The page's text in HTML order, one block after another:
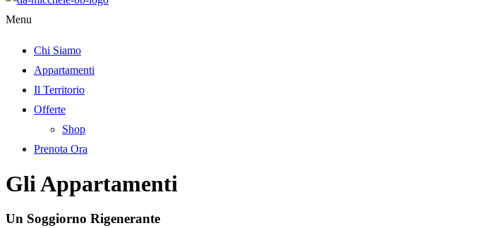
Menu
Chi Siamo
Appartamenti
Il Territorio
Offerte
Shop
Prenota Ora
Gli Appartamenti
Un Soggiorno Rigenerante